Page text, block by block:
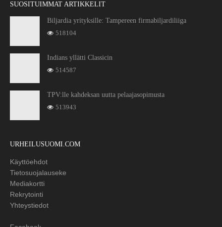
SUOSITUIMMAT ARTIKKELIT
Biljardia yrityksille: Tampereen firmabiljardiliiga
518104
Indians yllätti Classicin
514587
TPV:lle kahdeksan uutta pelaajasopimusta
513943
URHEILUSUOMI.COM
Käyttöehdot
Tietosuojalauseke
Mediakortti
Rekrytointi
Yhteystiedot